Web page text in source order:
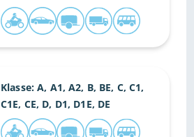
Klasse: A, A1, A2, B, BE, C, C1,
C1E, CE, D, D1, D1E, DE